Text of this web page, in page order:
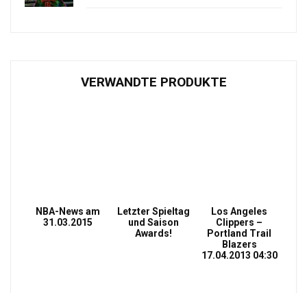
VERWANDTE PRODUKTE
NBA-News am
31.03.2015
Letzter Spieltag
und Saison
Awards!
Los Angeles
Clippers –
Portland Trail
Blazers
17.04.2013 04:30